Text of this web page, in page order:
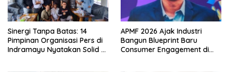
Sinergi Tanpa Batas: 14
Pimpinan Organisasi Pers di
Indramayu Nyatakan Solid di
APMF 2026 Ajak Industri
Bangun Blueprint Baru
Consumer Engagement di